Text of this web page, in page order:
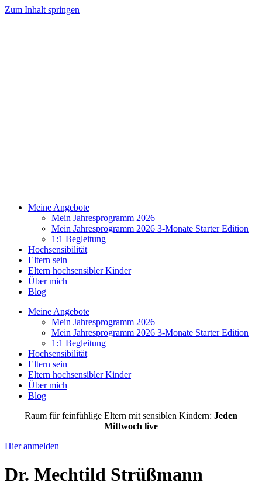
Zum Inhalt springen
Meine Angebote
Mein Jahresprogramm 2026
Mein Jahresprogramm 2026 3-Monate Starter Edition
1:1 Begleitung
Hochsensibilität
Eltern sein
Eltern hochsensibler Kinder
Über mich
Blog
Meine Angebote
Mein Jahresprogramm 2026
Mein Jahresprogramm 2026 3-Monate Starter Edition
1:1 Begleitung
Hochsensibilität
Eltern sein
Eltern hochsensibler Kinder
Über mich
Blog
Raum für feinfühlige Eltern mit sensiblen Kindern: Jeden
Mittwoch live
Hier anmelden
Dr. Mechtild Strüßmann